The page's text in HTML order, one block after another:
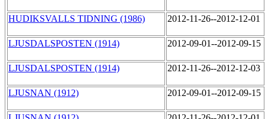
HUDIKSVALLS TIDNING (1986) 2012-11-26--2012-12-01
LJUSDALSPOSTEN (1914) 2012-09-01--2012-09-15
LJUSDALSPOSTEN (1914) 2012-11-26--2012-12-03
LJUSNAN (1912) 2012-09-01--2012-09-15